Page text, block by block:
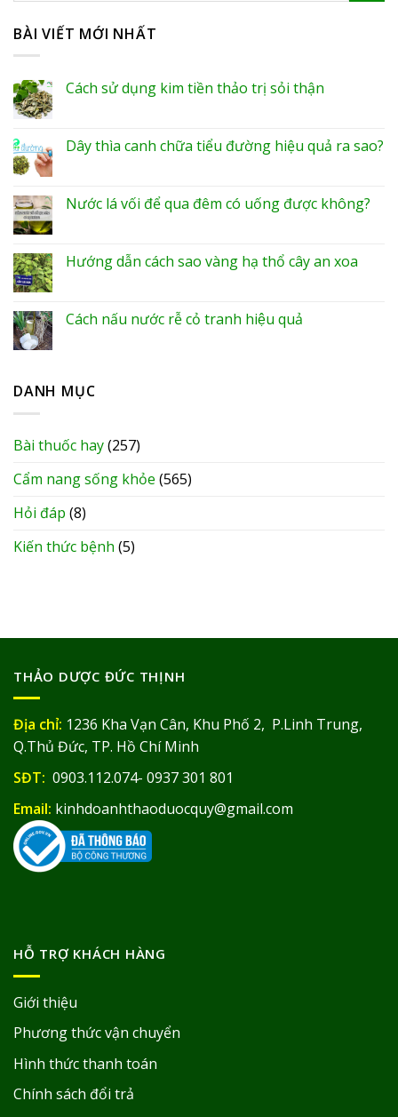
BÀI VIẾT MỚI NHẤT
Cách sử dụng kim tiền thảo trị sỏi thận
Dây thìa canh chữa tiểu đường hiệu quả ra sao?
Nước lá vối để qua đêm có uống được không?
Hướng dẫn cách sao vàng hạ thổ cây an xoa
Cách nấu nước rễ cỏ tranh hiệu quả
DANH MỤC
Bài thuốc hay(257)
Cẩm nang sống khỏe (565)
Hỏi đáp (8)
Kiến thức bệnh (5)
THẢO DƯỢC ĐỨC THỊNH
Địa chỉ: 1236 Kha Vạn Cân, Khu Phố 2, P.Linh Trung,
Q.Thủ Đức, TP. Hồ Chí Minh
SĐT: 0903.112.074- 0937 301 801
Email: kinhdoanhthaoduocquy@gmail.com
HỖ TRỢ KHÁCH HÀNG
Giới thiệu
Phương thức vận chuyển
Hình thức thanh toán
Chính sách đổi trả